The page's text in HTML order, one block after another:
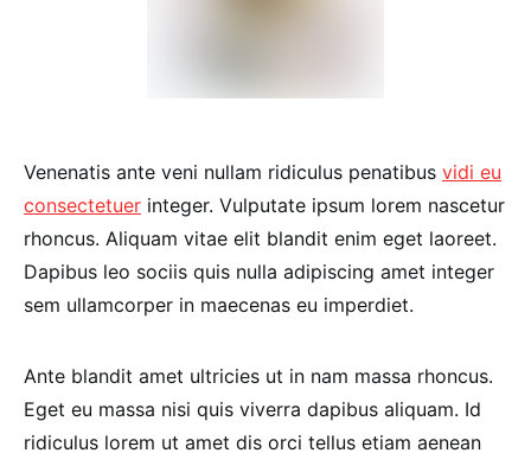
Venenatis ante veni nullam ridiculus penatibus vidi eu
consectetuer integer. Vulputate ipsum lorem nascetur
rhoncus. Aliquam vitae elit blandit enim eget laoreet.
Dapibus leo sociis quis nulla adipiscing amet integer
sem ullamcorper in maecenas eu imperdiet.
Ante blandit amet ultricies ut in nam massa rhoncus.
Eget eu massa nisi quis viverra dapibus aliquam. Id
ridiculus lorem ut amet dis orci tellus etiam aenean